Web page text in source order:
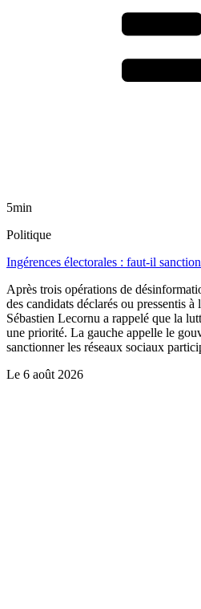
5min
Politique
Ingérences électorales : faut-il
Après trois opérations de
des candidats déclarés ou pressentis
Sébastien Lecornu a rappelé que la
une priorité. La gauche appelle le
sanctionner les réseaux sociaux
Le 6 août 2026